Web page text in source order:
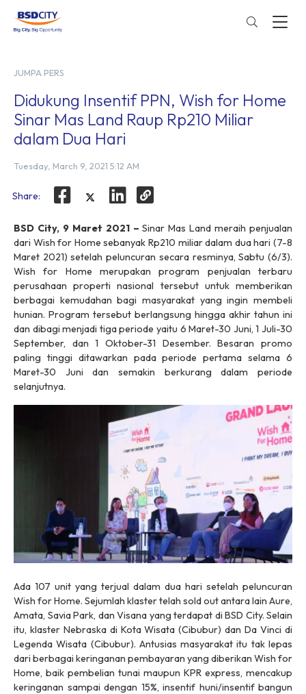
JUMPA PERS
Didukung Insentif PPN, Wish for Home
Sinar Mas Land Raup Rp210 Miliar
dalam Dua Hari
Tuesday, March 9, 2021 5:12 AM
Share:
BSD City, 9 Maret 2021 – Sinar Mas Land meraih penjualan
dari Wish for Home sebanyak Rp210 miliar dalam dua hari (7-8
Maret 2021) setelah peluncuran secara resminya, Sabtu (6/3).
Wish for Home merupakan program penjualan terbaru
perusahaan properti nasional tersebut untuk memberikan
berbagai kemudahan bagi masyarakat yang ingin membeli
hunian. Program tersebut berlangsung hingga akhir tahun ini
dan dibagi menjadi tiga periode yaitu 6 Maret-30 Juni, 1 Juli-30
September, dan 1 Oktober-31 Desember. Besaran promo
paling tinggi ditawarkan pada periode pertama selama 6
Maret-30 Juni dan semakin berkurang dalam periode
selanjutnya.
Ada 107 unit yang terjual dalam dua hari setelah peluncuran
Wish for Home. Sejumlah klaster telah sold out antara lain Aure,
Amata, Savia Park, dan Visana yang terdapat di BSD City. Selain
itu, klaster Nebraska di Kota Wisata (Cibubur) dan Da Vinci di
Legenda Wisata (Cibubur). Antusias masyarakat itu tak lepas
dari berbagai keringanan pembayaran yang diberikan Wish for
Home, baik pembelian tunai maupun KPR express, mencakup
keringanan sampai dengan 15%, insentif huni/insentif bangun